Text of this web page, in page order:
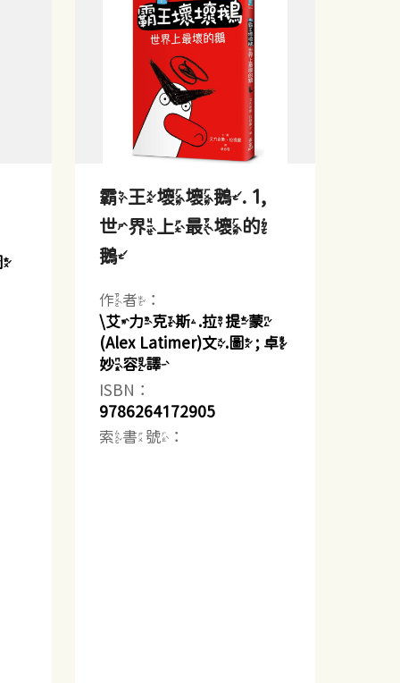
霸王壞壞鵝. 1,
世界上最壞的
鵝
作者：
\艾力克斯.拉提蒙
(Alex Latimer)文.圖 ; 卓
妙容譯
ISBN：
9786264172905
索書號：